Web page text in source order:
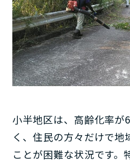
小半地区は、高齢化率
く、住民の方々だけで地
ことが困難な状況です。